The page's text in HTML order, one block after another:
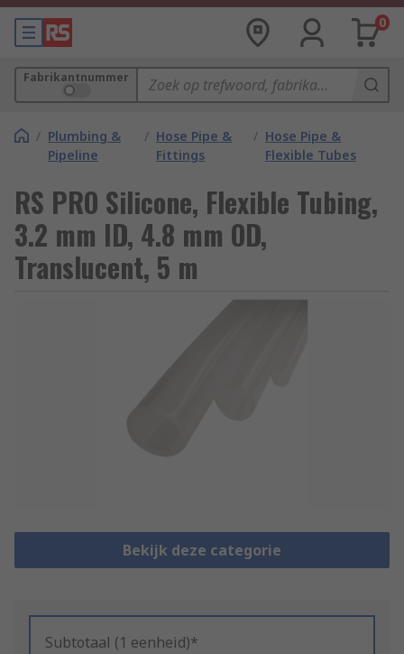
0
Fabrikantnummer
/ Plumbing &
Pipeline
/ Hose Pipe &
Fittings
/ Hose Pipe &
Flexible Tubes
RS PRO Silicone, Flexible Tubing,
3.2 mm ID, 4.8 mm OD,
Translucent, 5 m
Bekijk deze categorie
Subtotaal (1 eenheid)*